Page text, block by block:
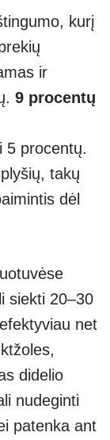
kurį
ir
9 procentų
5 procentų.
takų
dėl
siekti 20–30
net
didelio
nudeginti
patenka ant